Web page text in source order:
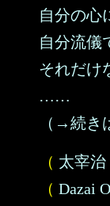
自分の心
自分流儀
それだけ
……
（→続き
（ 太宰治
（ Dazai